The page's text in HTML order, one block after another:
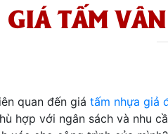
GIÁ TẤM
quan đến giá tấm nhựa giả
hợp với ngân sách và nhu